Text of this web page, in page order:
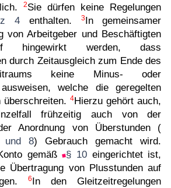
2Sie dürfen keine Regelungen
4 enthalten. 3In gemeinsamer
von Arbeitgeber und Beschäftigten
hingewirkt werden, dass
durch Zeitausgleich zum Ende des
keine Minus- oder
welche die geregelten
überschreiten. 4Hierzu gehört auch,
frühzeitig auch von der
Anordnung von Überstunden (
und 8) Gebrauch gemacht wird.
gemäß § 10 eingerichtet ist,
Übertragung von Plusstunden auf
6In den Gleitzeitregelungen